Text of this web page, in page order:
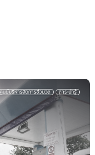
ศูนย์บริหารจัดการชีวมวล สาระน่ารู้